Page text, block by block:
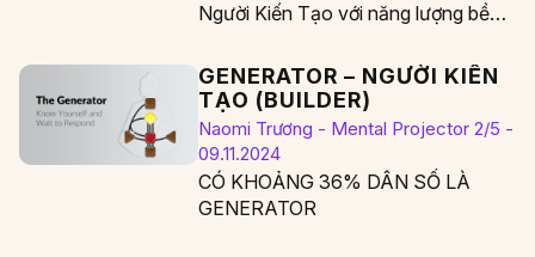
Người Kiến Tạo với năng lượng bền
GENERATOR – NGƯỜI KIẾN
TẠO (BUILDER)
Naomi Trương - Mental Projector 2/5 -
09.11.2024
CÓ KHOẢNG 36% DÂN SỐ LÀ
GENERATOR